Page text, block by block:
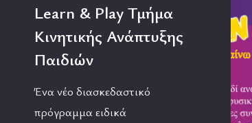
Learn & Play Τμήμα
Κινητικής Ανάπτυξης
Παιδιών
Ένα νέο διασκεδαστικό
πρόγραμμα ειδικά